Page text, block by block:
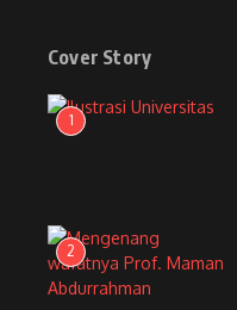
Cover Story
1
2